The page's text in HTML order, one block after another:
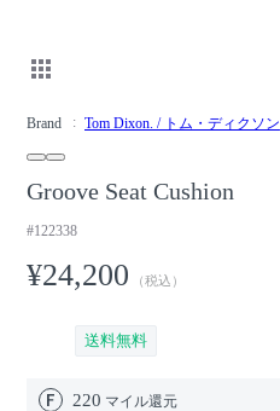
Brand Tom Dixon. / トム・ディクソン
Groove Seat Cushion
#122338
¥24,200 （税込）
送料無料
220 マイル還元